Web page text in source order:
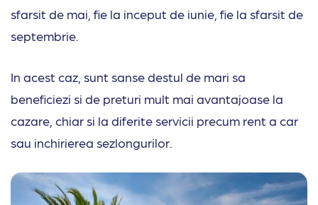
sfarsit de mai, fie la inceput de iunie, fie la sfarsit de
septembrie.
In acest caz, sunt sanse destul de mari sa
beneficiezi si de preturi mult mai avantajoase la
cazare, chiar si la diferite servicii precum rent a car
sau inchirierea sezlongurilor.